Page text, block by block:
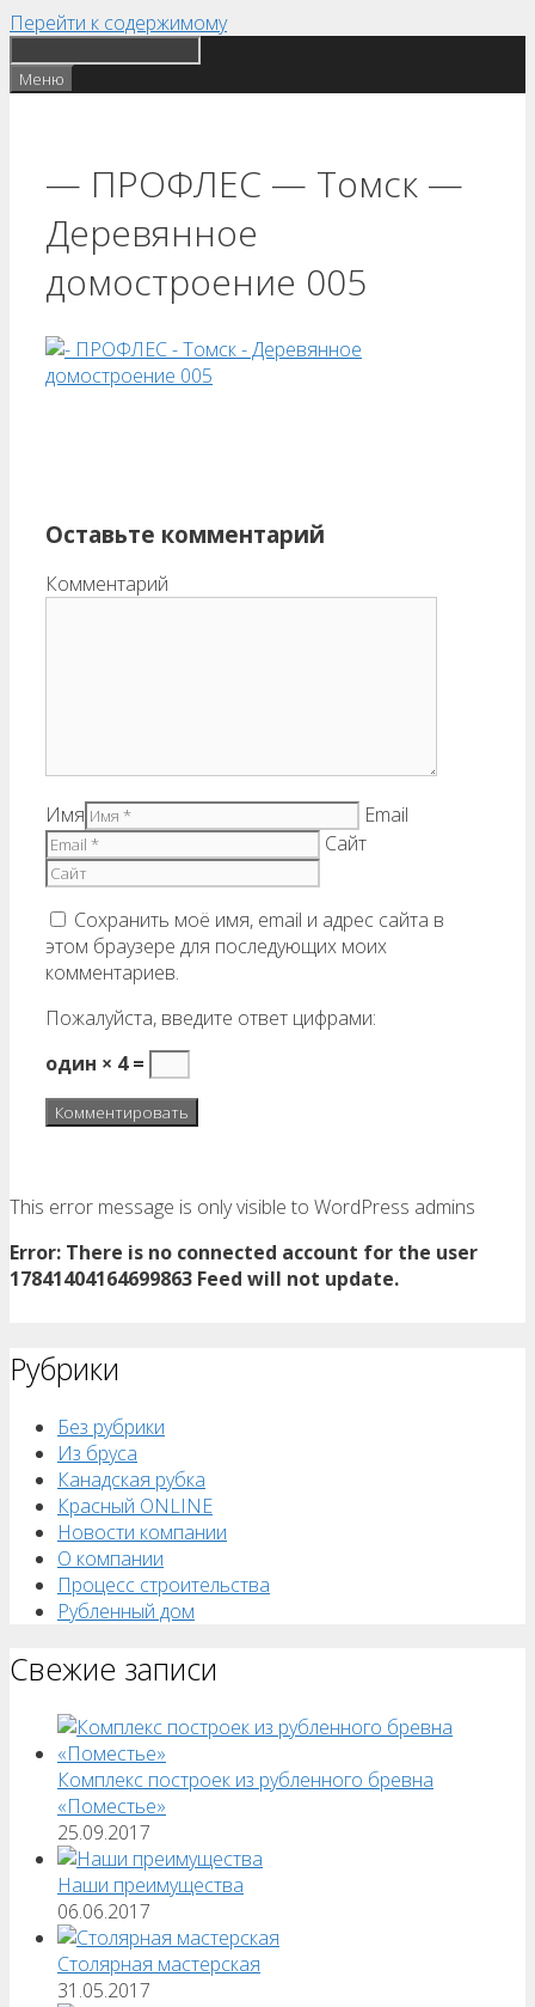
Перейти к содержимому
Меню
— ПРОФЛЕС — Томск —
Деревянное
домостроение 005
Оставьте комментарий
Комментарий
Имя
Email
Сайт
Сохранить моё имя, email и адрес сайта в
этом браузере для последующих моих
комментариев.
Пожалуйста, введите ответ цифрами:
один × 4 =
This error message is only visible to WordPress admins
Error: There is no connected account for the user
17841404164699863 Feed will not update.
Рубрики
Без рубрики
Из бруса
Канадская рубка
Красный ONLINE
Новости компании
О компании
Процесс строительства
Рубленный дом
Свежие записи
Комплекс построек из рубленного бревна
«Поместье»
25.09.2017
Наши преимущества
06.06.2017
Столярная мастерская
31.05.2017